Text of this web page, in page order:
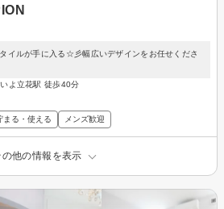
イルが手に入る☆彡幅広いデザインをお任せくださ
よ立花駅 徒歩40分
まる・使える メンズ歓迎
の他の情報を表示